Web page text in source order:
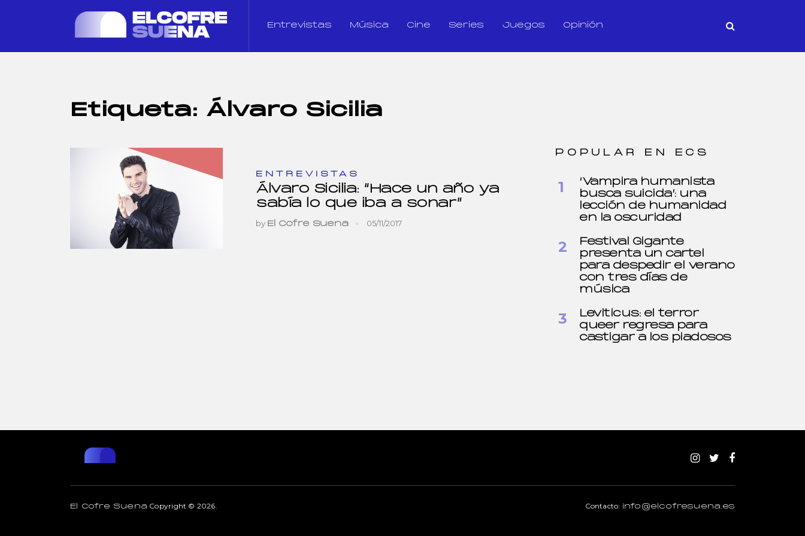
Entrevistas Música Cine Series Juegos Opinión
Etiqueta: Álvaro Sicilia
ENTREVISTAS
Álvaro Sicilia: “Hace un año ya
sabía lo que iba a sonar”
by El Cofre Suena 05/11/2017
POPULAR EN ECS
‘Vampira humanista
busca suicida’: una
lección de humanidad
en la oscuridad
Festival Gigante
presenta un cartel
para despedir el verano
con tres días de
música
Leviticus: el terror
queer regresa para
castigar a los piadosos
El Cofre Suena Copyright © 2026. Contacto: info@elcofresuena.es